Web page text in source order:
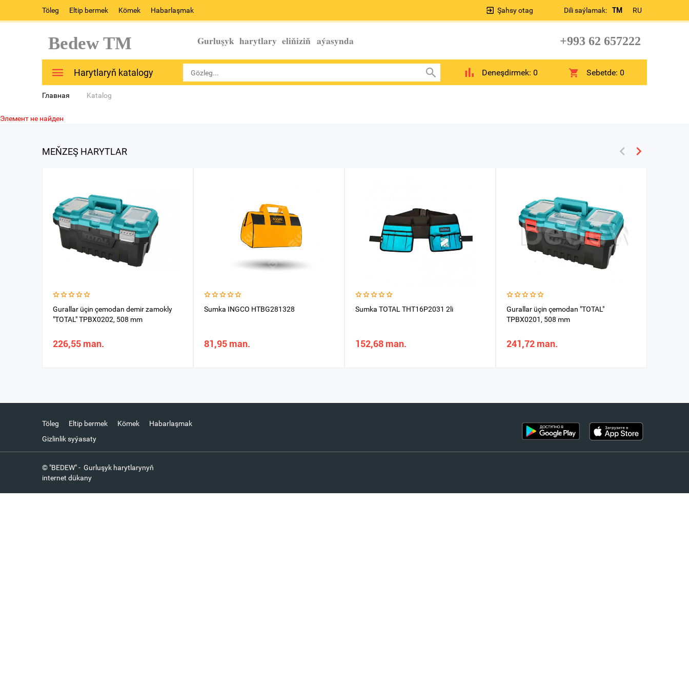
Töleg Eltip bermek Kömek Habarlaşmak Dili saýlamak: TM RU
Şahsy otag
Bedew TM Gurluşyk harytlary eliňiziň aýasynda +993 62 657222
Harytlaryň katalogy Deneşdirmek: 0 Sebetde:0
Главная Katalog
Элемент не найден
MEŇZEŞ HARYTLAR
Gurallar üçin çemodan demir zamokly
"TOTAL" TPBX0202, 508 mm
226,55 man.
Sumka INGCO HTBG281328
81,95 man.
Sumka TOTAL THT16P2031 2li
152,68 man.
Gurallar üçin çemodan "TOTAL"
TPBX0201, 508 mm
241,72 man.
Töleg Eltip bermek Kömek
Habarlaşmak
Gizlinlik syýasaty
© "BEDEW" - Gurluşyk harytlarynyň
internet dükany